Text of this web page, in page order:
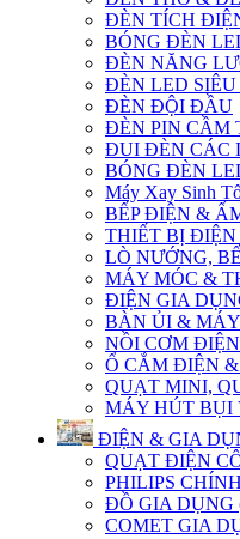
ĐÈN TÍCH
BÓNG ĐÈN
ĐÈN NĂNG
ĐÈN LED SIÊU
ĐÈN ĐỘI ĐẦU
ĐÈN PIN CẦM
ĐUI ĐÈN CÁC
BÓNG ĐÈN
Máy Xay Sinh
BẾP ĐIỆN &
THIẾT BỊ ĐIỆN
LÒ NƯỚNG,
MÁY MÓC &
ĐIỆN GIA
BÀN ỦI &
NỒI CƠM
Ổ CẮM ĐIỆN
QUẠT MINI,
MÁY HÚT BỤI
ĐIỆN & GIA
QUẠT ĐIỆN
PHILIPS
ĐỒ GIA
COMET GIA